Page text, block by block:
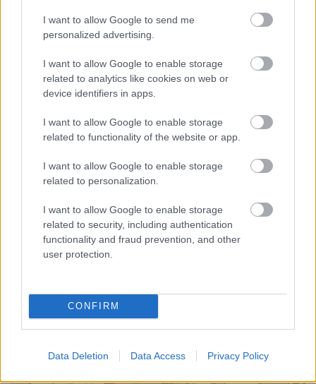
I want to allow Google to send me
personalized advertising.
I want to allow Google to enable storage
related to analytics like cookies on web or
device identifiers in apps.
I want to allow Google to enable storage
related to functionality of the website or app.
I want to allow Google to enable storage
related to personalization.
I want to allow Google to enable storage
related to security, including authentication
functionality and fraud prevention, and other
user protection.
CONFIRM
Data Deletion Data Access Privacy Policy
KÁNIKULA-AKTUÁL: MEGHOSSZABBÍTOTTÁK A
HŐSÉGRIASZTÁST, A KÖVETKEZŐ 48 ÓRA LEHET A
LEGKRITIKUSABB AZ ENERGIAELLÁTÁS
EGYELŐRE KITART
A Védelmi Munkacsoport szerint egyelőre stabil az ország
villamosenergia-rendszere, de továbbra is takarékosságra kérik
a lakosságot és a nagyfogyasztókat.